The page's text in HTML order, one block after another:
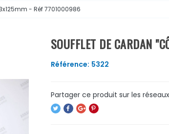
- Réf 7701000986
SOUFFLET DE CARDAN
Référence: 5322